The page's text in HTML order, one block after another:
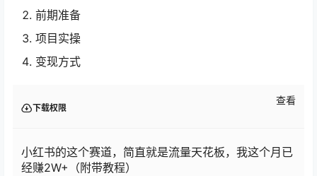
前期准备
项目实操
变现方式
下载权限
查看
小红书的这个赛道，简直就是流量天花板，我这个月已
经赚2W+（附带教程）